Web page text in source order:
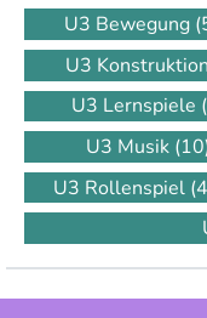
U3 Bewegung
U3 Konstruktion
U3 Lernspiele
U3 Musik
U3 Rollenspiel